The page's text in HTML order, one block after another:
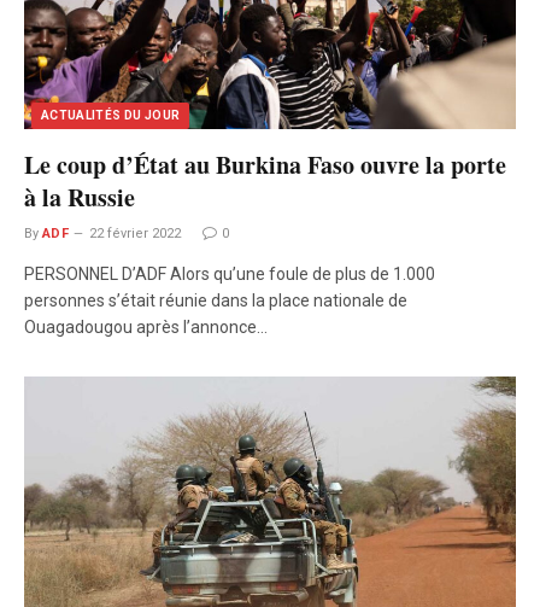
ACTUALITÉS DU JOUR
Le coup d’État au Burkina Faso ouvre la porte
à la Russie
By ADF 22 février 2022 0
PERSONNEL D’ADF Alors qu’une foule de plus de 1.000
personnes s’était réunie dans la place nationale de
Ouagadougou après l’annonce…